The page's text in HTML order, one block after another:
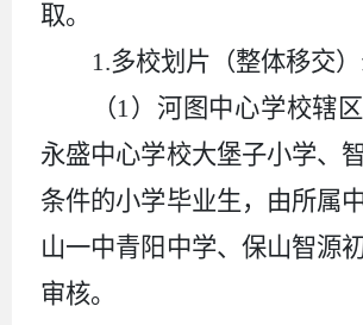
取。
1.多校划片（整体移交）
（1）河图中心学校辖区
永盛中心学校大堡子小学、
条件的小学毕业生，由所属
山一中青阳中学、保山智源
审核。